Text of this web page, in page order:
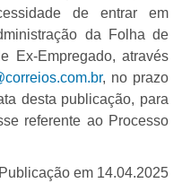
de entrar em
da Folha de
Ex-Empregado, através
, no prazo
desta publicação, para
referente ao Processo
Publicação em 14.04.2025